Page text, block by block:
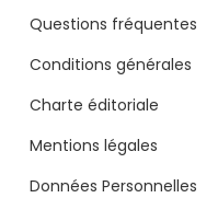
Questions fréquentes
Conditions générales
Charte éditoriale
Mentions légales
Données Personnelles